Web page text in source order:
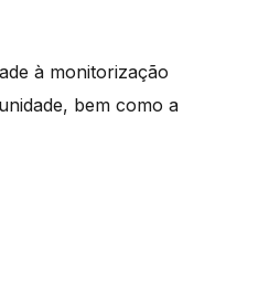
à monitorização
bem como a